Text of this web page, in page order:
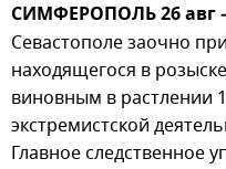
СИМФЕРОПОЛЬ 26 авг
Севастополе заочно
находящегося в
виновным в растлении
экстремистской
Главное следственное